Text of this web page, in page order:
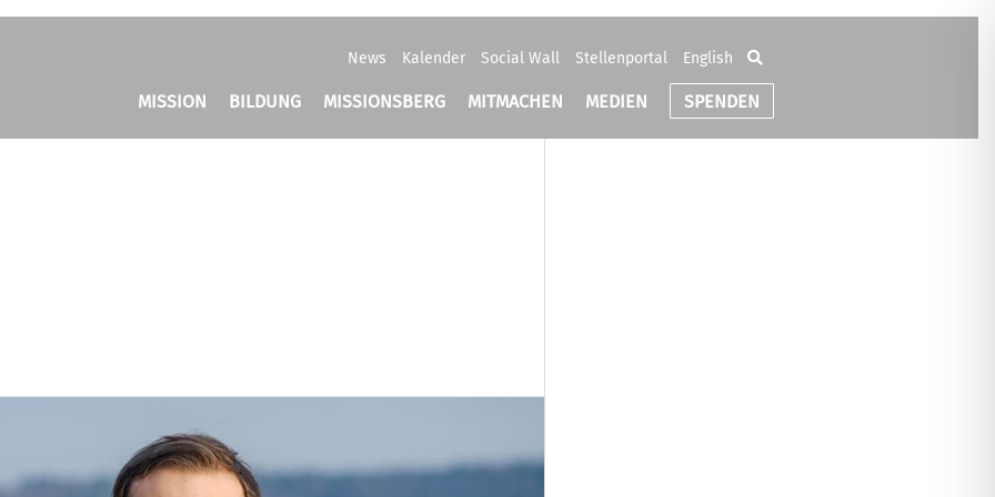
News Kalender Social Wall Stellenportal English
MISSION BILDUNG MISSIONSBERG MITMACHEN MEDIEN SPENDEN